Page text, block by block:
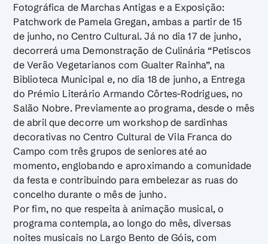
Fotográfica de Marchas Antigas e a Exposição:
Patchwork de Pamela Gregan, ambas a partir de 15
de junho, no Centro Cultural. Já no dia 17 de junho,
decorrerá uma Demonstração de Culinária “Petiscos
de Verão Vegetarianos com Gualter Rainha”, na
Biblioteca Municipal e, no dia 18 de junho, a Entrega
do Prémio Literário Armando Côrtes-Rodrigues, no
Salão Nobre. Previamente ao programa, desde o mês
de abril que decorre um workshop de sardinhas
decorativas no Centro Cultural de Vila Franca do
Campo com três grupos de seniores até ao
momento, englobando e aproximando a comunidade
da festa e contribuindo para embelezar as ruas do
concelho durante o mês de junho.
Por fim, no que respeita à animação musical, o
programa contempla, ao longo do mês, diversas
noites musicais no Largo Bento de Góis, com